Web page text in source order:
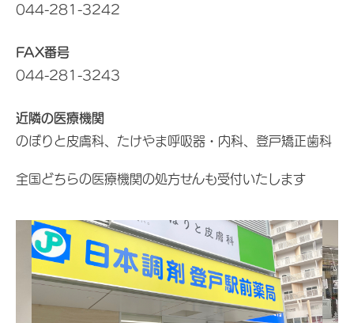
044-281-3242
FAX番号
044-281-3243
近隣の医療機関
のぼりと皮膚科、たけやま呼吸器・内科、登戸矯正歯科
全国どちらの医療機関の処方せんも受付いたします